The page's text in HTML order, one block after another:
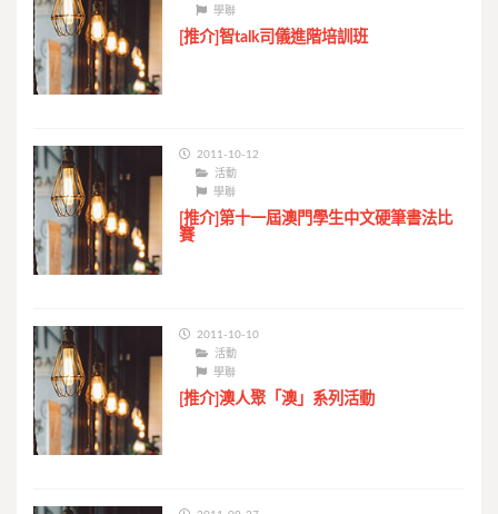
學聯
[推介]智talk司儀進階培訓班
2011-10-12
活動
學聯
[推介]第十一屆澳門學生中文硬筆書法比
賽
2011-10-10
活動
學聯
[推介]澳人聚「澳」系列活動